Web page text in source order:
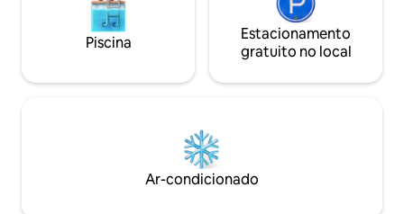
Piscina
Estacionamento
gratuito no local
Ar-condicionado